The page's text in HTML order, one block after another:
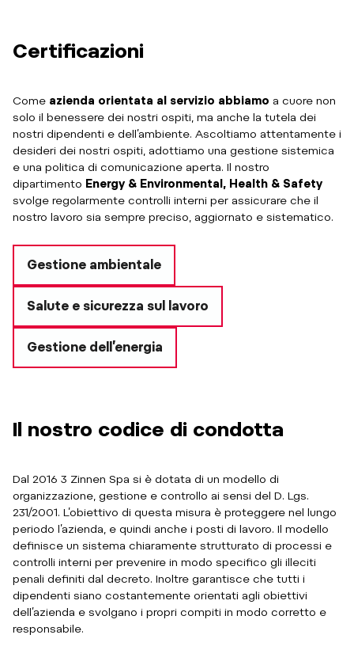
Certificazioni
Come azienda orientata al servizio abbiamo a cuore non
solo il benessere dei nostri ospiti, ma anche la tutela dei
nostri dipendenti e dell’ambiente. Ascoltiamo attentamente i
desideri dei nostri ospiti, adottiamo una gestione sistemica
e una politica di comunicazione aperta. Il nostro
dipartimento Energy & Environmental, Health & Safety
svolge regolarmente controlli interni per assicurare che il
nostro lavoro sia sempre preciso, aggiornato e sistematico.
Gestione ambientale
Salute e sicurezza sul lavoro
Gestione dell’energia
Il nostro codice di condotta
Dal 2016 3 Zinnen Spa si è dotata di un modello di
organizzazione, gestione e controllo ai sensi del D. Lgs.
231/2001. L’obiettivo di questa misura è proteggere nel lungo
periodo l’azienda, e quindi anche i posti di lavoro. Il modello
definisce un sistema chiaramente strutturato di processi e
controlli interni per prevenire in modo specifico gli illeciti
penali definiti dal decreto. Inoltre garantisce che tutti i
dipendenti siano costantemente orientati agli obiettivi
dell’azienda e svolgano i propri compiti in modo corretto e
responsabile.